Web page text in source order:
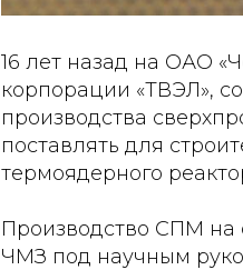
16 лет назад на ОАО
корпорации «ТВЭЛ»,
производства
поставлять для
термоядерного
Производство СПМ на
ЧМЗ под научным